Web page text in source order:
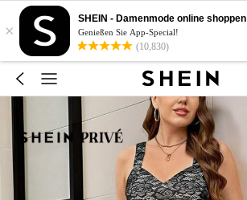
×
SHEIN - Damenmode online shoppen
Genießen Sie App-Special!
(10,830)